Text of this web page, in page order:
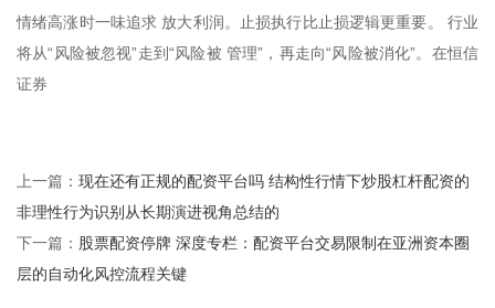
情绪高涨时一味追求 放大利润。止损执行比止损逻辑更重要。 行业
将从“风险被忽视”走到“风险被 管理”，再走向“风险被消化”。在恒信
证券
上一篇： 现在还有正规的配资平台吗 结构性行情下炒股杠杆配资的
非理性行为识别从长期演进视角总结的
下一篇： 股票配资停牌 深度专栏：配资平台交易限制在亚洲资本圈
层的自动化风控流程关键